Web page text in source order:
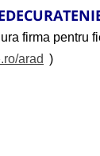
firma pentru
arad )